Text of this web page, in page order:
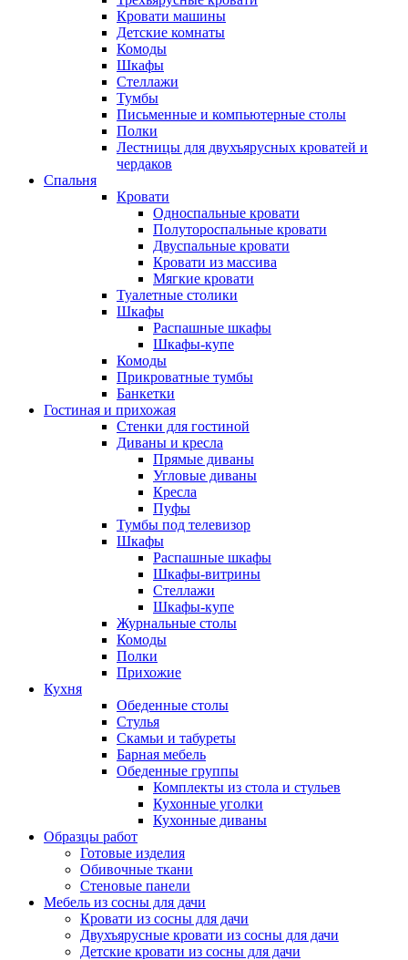
Кровати машины
Детские комнаты
Комоды
Шкафы
Стеллажи
Тумбы
Письменные и компьютерные столы
Полки
Лестницы для двухъярусных кроватей и
чердаков
Спальня
Кровати
Односпальные кровати
Полутороспальные кровати
Двуспальные кровати
Кровати из массива
Мягкие кровати
Туалетные столики
Шкафы
Распашные шкафы
Шкафы-купе
Комоды
Прикроватные тумбы
Банкетки
Гостиная и прихожая
Стенки для гостиной
Диваны и кресла
Прямые диваны
Угловые диваны
Кресла
Пуфы
Тумбы под телевизор
Шкафы
Распашные шкафы
Шкафы-витрины
Стеллажи
Шкафы-купе
Журнальные столы
Комоды
Полки
Прихожие
Кухня
Обеденные столы
Стулья
Скамьи и табуреты
Барная мебель
Обеденные группы
Комплекты из стола и стульев
Кухонные уголки
Кухонные диваны
Образцы работ
Готовые изделия
Обивочные ткани
Стеновые панели
Мебель из сосны для дачи
Кровати из сосны для дачи
Двухъярусные кровати из сосны для дачи
Детские кровати из сосны для дачи